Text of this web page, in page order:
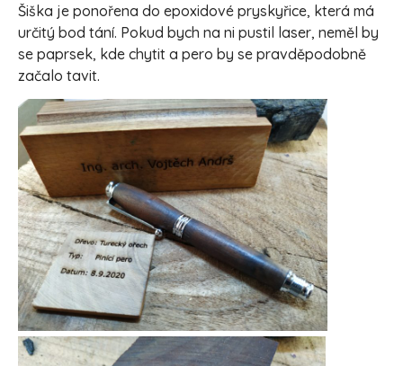
Šiška je ponořena do epoxidové pryskyřice, která má
určitý bod tání. Pokud bych na ni pustil laser, neměl by
se paprsek, kde chytit a pero by se pravděpodobně
začalo tavit.